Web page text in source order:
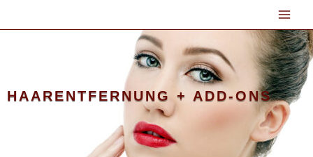
HAARENTFERNUNG + ADD-ONS